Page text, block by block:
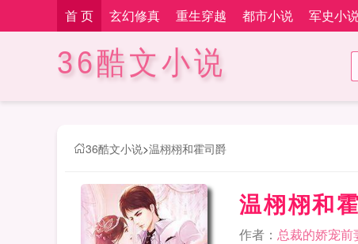
首 页 玄幻修真 重生穿越 都市小说 军史小
36酷文小说
36酷文小说>温栩栩和霍司爵
温栩栩和
作者： 总裁的娇宠前